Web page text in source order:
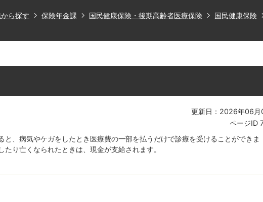
ら探す 保険年金課 国民健康保険・後期高齢者医療保険 国民健康保険
更新日：2026年06月
ページID
と、病気やケガをしたとき医療費の一部を払うだけで診療を受けることができま
たり亡くなられたときは、現金が支給されます。